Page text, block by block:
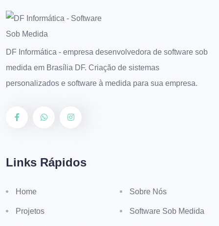
DF Informática - empresa desenvolvedora de software sob
medida em Brasília DF. Criação de sistemas
personalizados e software à medida para sua empresa.
Links Rápidos
Home Sobre Nós
Projetos Software Sob Medida